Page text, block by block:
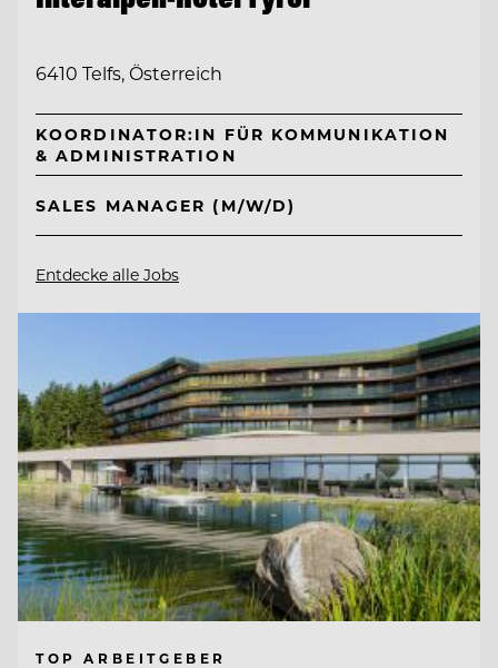
6410 Telfs, Österreich
KOORDINATOR:IN FÜR KOMMUNIKATION
& ADMINISTRATION
SALES MANAGER (M/W/D)
Entdecke alle Jobs
TOP ARBEITGEBER